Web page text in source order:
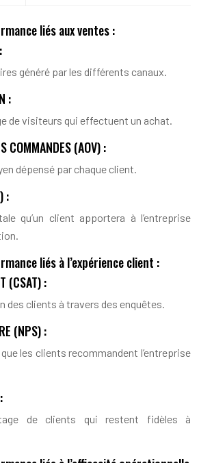
liés aux ventes :
généré par les différents canaux.
:
de visiteurs qui effectuent un achat.
COMMANDES (AOV) :
dépensé par chaque client.
:
qu’un client apportera à l’entreprise
liés à l’expérience client :
(CSAT) :
des clients à travers des enquêtes.
(NPS) :
les clients recommandent l’entreprise
de clients qui restent fidèles à